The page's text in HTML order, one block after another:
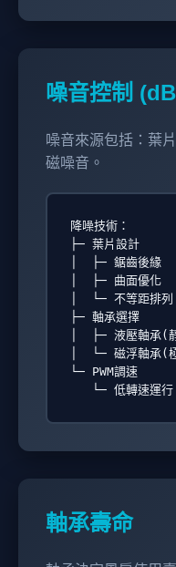
噪音控制
噪音來源包括：葉
磁噪音。
降噪技術：
├─ 葉片設計
│  ├─ 鋸齒後緣
│  ├─ 曲面優化
│  └─ 不等距排列
├─ 軸承選擇
│  ├─ 液壓軸承(
│  └─ 磁浮軸承(
└─ PWM調速
軸承壽命